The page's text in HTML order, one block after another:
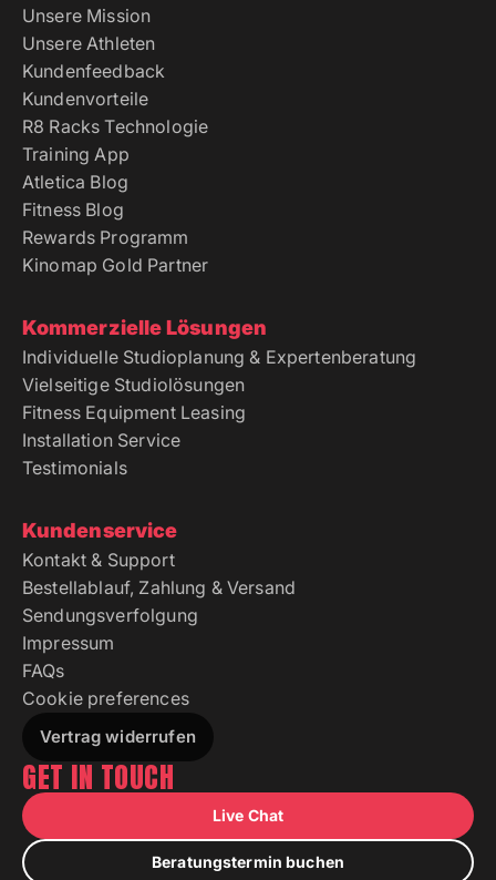
Unsere Mission
Unsere Athleten
Kundenfeedback
Kundenvorteile
R8 Racks Technologie
Training App
Atletica Blog
Fitness Blog
Rewards Programm
Kinomap Gold Partner
Kommerzielle Lösungen
Individuelle Studioplanung & Expertenberatung
Vielseitige Studiolösungen
Fitness Equipment Leasing
Installation Service
Testimonials
Kundenservice
Kontakt & Support
Bestellablauf, Zahlung & Versand
Sendungsverfolgung
Impressum
FAQs
Cookie preferences
Vertrag widerrufen
GET IN TOUCH
Live Chat
Beratungstermin buchen